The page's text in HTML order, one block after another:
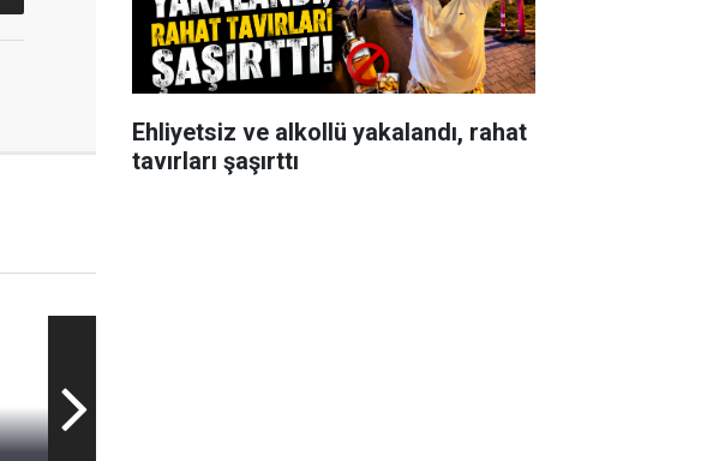
Ehliyetsiz ve alkollü yakalandı, rahat
tavırları şaşırttı